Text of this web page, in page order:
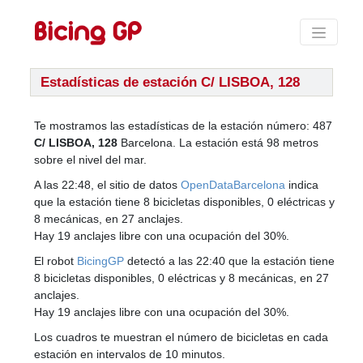
Estadísticas de estación C/ LISBOA, 128
Te mostramos las estadísticas de la estación número: 487
C/ LISBOA, 128 Barcelona. La estación está 98 metros
sobre el nivel del mar.
A las 22:48, el sitio de datosOpenDataBarcelona indica
que la estación tiene 8 bicicletas disponibles, 0 eléctricas y
8 mecánicas, en 27 anclajes.
Hay 19 anclajes libre con una ocupación del 30%.
El robot BicingGP detectó a las 22:40 que la estación tiene
8 bicicletas disponibles, 0 eléctricas y 8 mecánicas, en 27
anclajes.
Hay 19 anclajes libre con una ocupación del 30%.
Los cuadros te muestran el número de bicicletas en cada
estación en intervalos de 10 minutos.